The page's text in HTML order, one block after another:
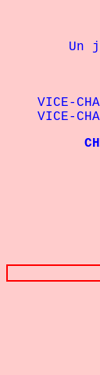
Un jeune
VICE-
VICE-